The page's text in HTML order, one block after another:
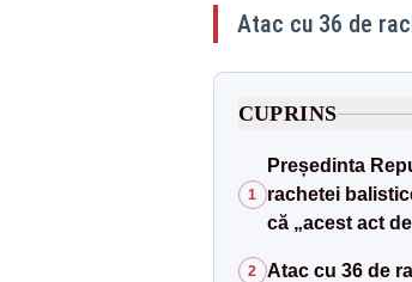
Atac cu 36 de
CUPRINS
1
Președinta
rachetei
că „acest act
2 Atac cu 36 de